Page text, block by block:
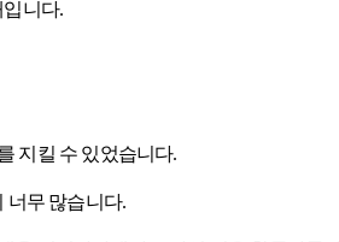
입니다.
지킬 수 있었습니다.
너무 많습니다.